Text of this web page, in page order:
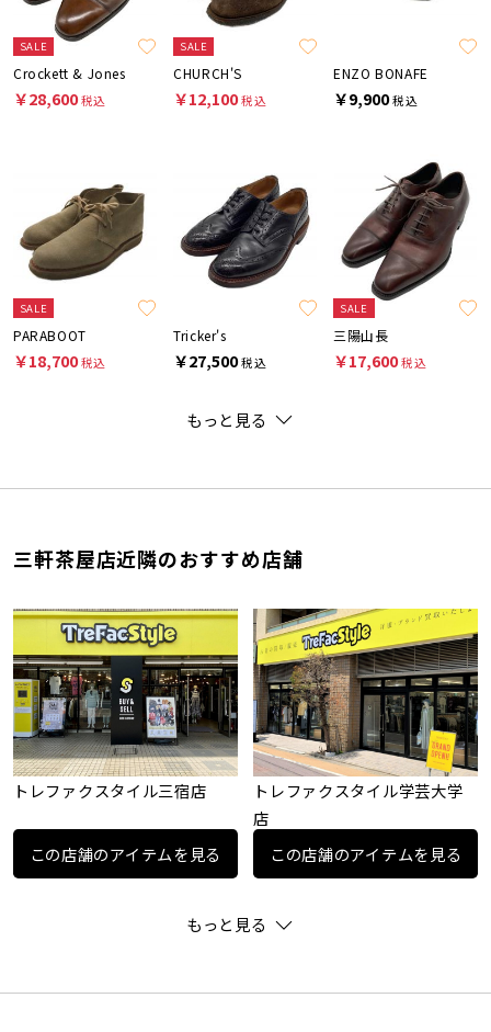
SALE
Crockett & Jones
￥28,600税込
SALE
CHURCH'S
￥12,100税込
ENZO BONAFE
￥9,900税込
SALE
PARABOOT
￥18,700税込
Tricker's
￥27,500税込
SALE
三陽山長
￥17,600税込
もっと見る
三軒茶屋店近隣のおすすめ店舗
トレファクスタイル三宿店
この店舗のアイテムを見る
トレファクスタイル学芸大学
店
この店舗のアイテムを見る
もっと見る